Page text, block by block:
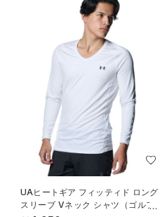
UAヒートギア フィッティド ロング
スリーブ Vネック シャツ（ゴルフ/